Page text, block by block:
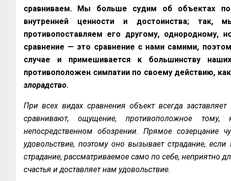
сравниваем. Мы больше судим об объектах
внутренней ценности и достоинства; так,
противопоставляем его другому,
сравнение — это сравнение с нами самими,
случае и примешивается к большинству
противоположен симпатии по своему действию,
злорадство.
При всех видах сравнения объект всегда
сравнивают, ощущение, противоположное
непосредственном обозрении. Прямое созерцание
удовольствие, поэтому оно вызывает страдание,
страдание, рассматриваемое само по себе, неприятно
счастья и доставляет нам удовольствие.